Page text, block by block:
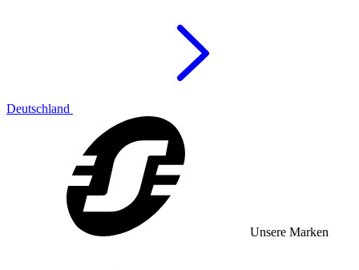
Deutschland
Unsere Marken